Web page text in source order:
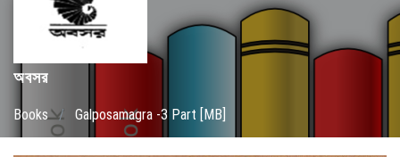
অবসর
Books / Galposamagra -3 Part [MB]